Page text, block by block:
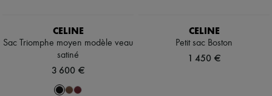
CELINE
Sac Triomphe moyen modèle veau
satiné
3 600 €
CELINE
Petit sac Boston
1 450 €